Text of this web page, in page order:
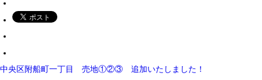
中央区附船町一丁目 売地①②③ 追加いたしました！